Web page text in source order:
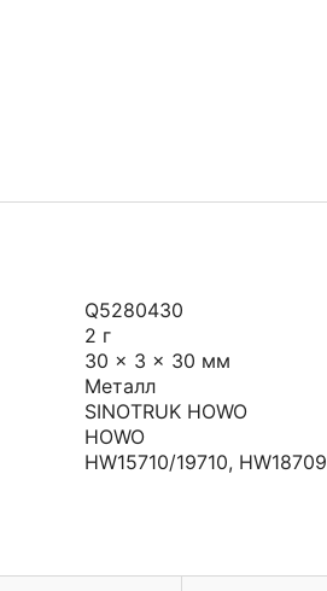
Q5280430
2 г
30 × 3 × 30 мм
Металл
SINOTRUK HOWO
HOWO
HW15710/19710, HW18709